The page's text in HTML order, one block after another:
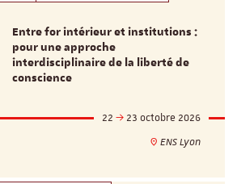
Entre for intérieur et institutions :
pour une approche
interdisciplinaire de la liberté de
conscience
22
23 octobre 2026
ENS Lyon